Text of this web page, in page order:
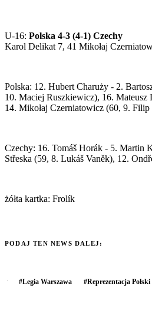
U-16: Polska 4-3 (4-1) Czechy
Karol Delikat 7, 41 Mikołaj
Polska: 12. Hubert Charuży - 2.
10. Maciej Ruszkiewicz), 16.
14. Mikołaj Czerniatowicz (60, 9. Filip
Czechy: 16. Tomáš Horák - 5. Martin
Střeska (59, 8. Lukáš Vaněk), 12.
żółta kartka: Frolík
PODAJ TEN NEWS DALEJ:
#Legia Warszawa #Reprezentacja Polski